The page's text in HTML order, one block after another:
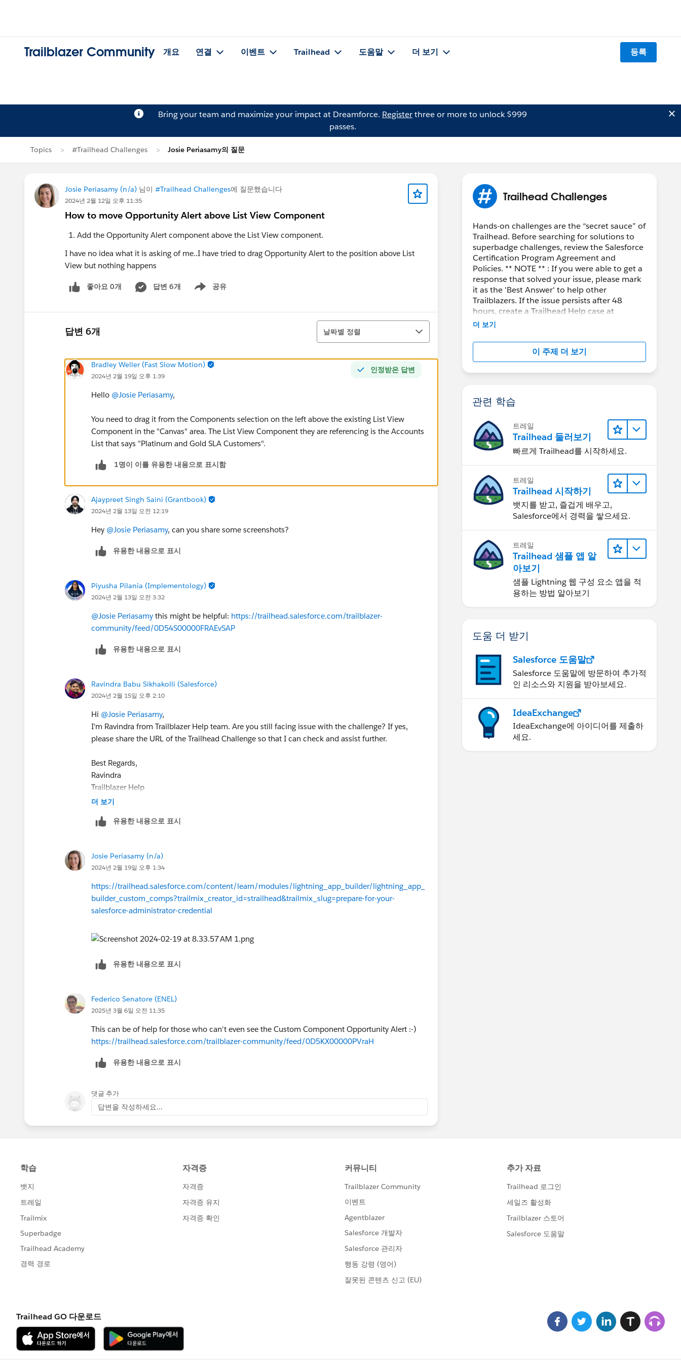
Trailblazer Community 개요 연결 이벤트 Trailhead 도움말 더 보기 등록
Bring your team and maximize your impact at Dreamforce. Registerthree or more to unlock $999
passes.
Topics #Trailhead Challenges Josie Periasamy의 질문
Josie Periasamy (n/a) 님이 #Trailhead Challenges에 질문했습니다
2024년 2월 12일 오후 11:35
How to move Opportunity Alert above List View Component
Add the Opportunity Alert component above the List View component.
I have no idea what it is asking of me..I have tried to drag Opportunity Alert to the position above List
View but nothing happens
좋아요 0개 답변 6개 공유
Show menu
답변 6개
정렬
날짜별 정렬
인정받은 답변
Bradley Weller (Fast Slow Motion)
2024년 2월 19일 오후 1:39
Hello @Josie Periasamy,
You need to drag it from the Components selection on the left above the existing List View
Component in the "Canvas" area. The List View Component they are referencing is the Accounts
List that says "Platinum and Gold SLA Customers".
1명이 이를 유용한 내용으로 표시함
Ajaypreet Singh Saini (Grantbook)
2024년 2월 13일 오전 12:19
Hey @Josie Periasamy, can you share some screenshots?
유용한 내용으로 표시
Piyusha Pilania (Implementology)
2024년 2월 13일 오전 3:32
@Josie Periasamy this might be helpful: https://trailhead.salesforce.com/trailblazer-
community/feed/0D54S00000FRAEvSAP
유용한 내용으로 표시
Ravindra Babu Sikhakolli (Salesforce)
2024년 2월 15일 오후 2:10
Hi @Josie Periasamy,
I'm Ravindra from Trailblazer Help team. Are you still facing issue with the challenge? If yes,
please share the URL of the Trailhead Challenge so that I can check and assist further.
Best Regards,
Ravindra
Trailblazer Help
더 보기
유용한 내용으로 표시
Josie Periasamy (n/a)
2024년 2월 19일 오후 1:34
https://trailhead.salesforce.com/content/learn/modules/lightning_app_builder/lightning_app_
builder_custom_comps?trailmix_creator_id=strailhead&trailmix_slug=prepare-for-your-
salesforce-administrator-credential
유용한 내용으로 표시
Federico Senatore (ENEL)
2025년 3월 6일 오전 11:35
This can be of help for those who can't even see the Custom Component Opportunity Alert :-)
https://trailhead.salesforce.com/trailblazer-community/feed/0D5KX00000PVraH
유용한 내용으로 표시
댓글 추가
답변을 작성하세요...
Trailhead Challenges
Hands-on challenges are the “secret sauce” of
Trailhead. Before searching for solutions to
superbadge challenges, review the Salesforce
Certification Program Agreement and
Policies. ** NOTE ** : If you were able to get a
response that solved your issue, please mark
it as the 'Best Answer' to help other
Trailblazers. If the issue persists after 48
hours, create a Trailhead Help case at
https://help.salesforce.com/s/support
더 보기
이 주제 더 보기
관련 학습
트레일
Trailhead 둘러보기
빠르게 Trailhead를 시작하세요.
트레일
Trailhead 시작하기
뱃지를 받고, 즐겁게 배우고,
Salesforce에서 경력을 쌓으세요.
트레일
Trailhead 샘플 앱 알
아보기
샘플 Lightning 웹 구성 요소 앱을 적
용하는 방법 알아보기
도움 더 받기
Salesforce 도움말
Salesforce 도움말에 방문하여 추가적
인 리소스와 지원을 받아보세요.
IdeaExchange
IdeaExchange에 아이디어를 제출하
세요.